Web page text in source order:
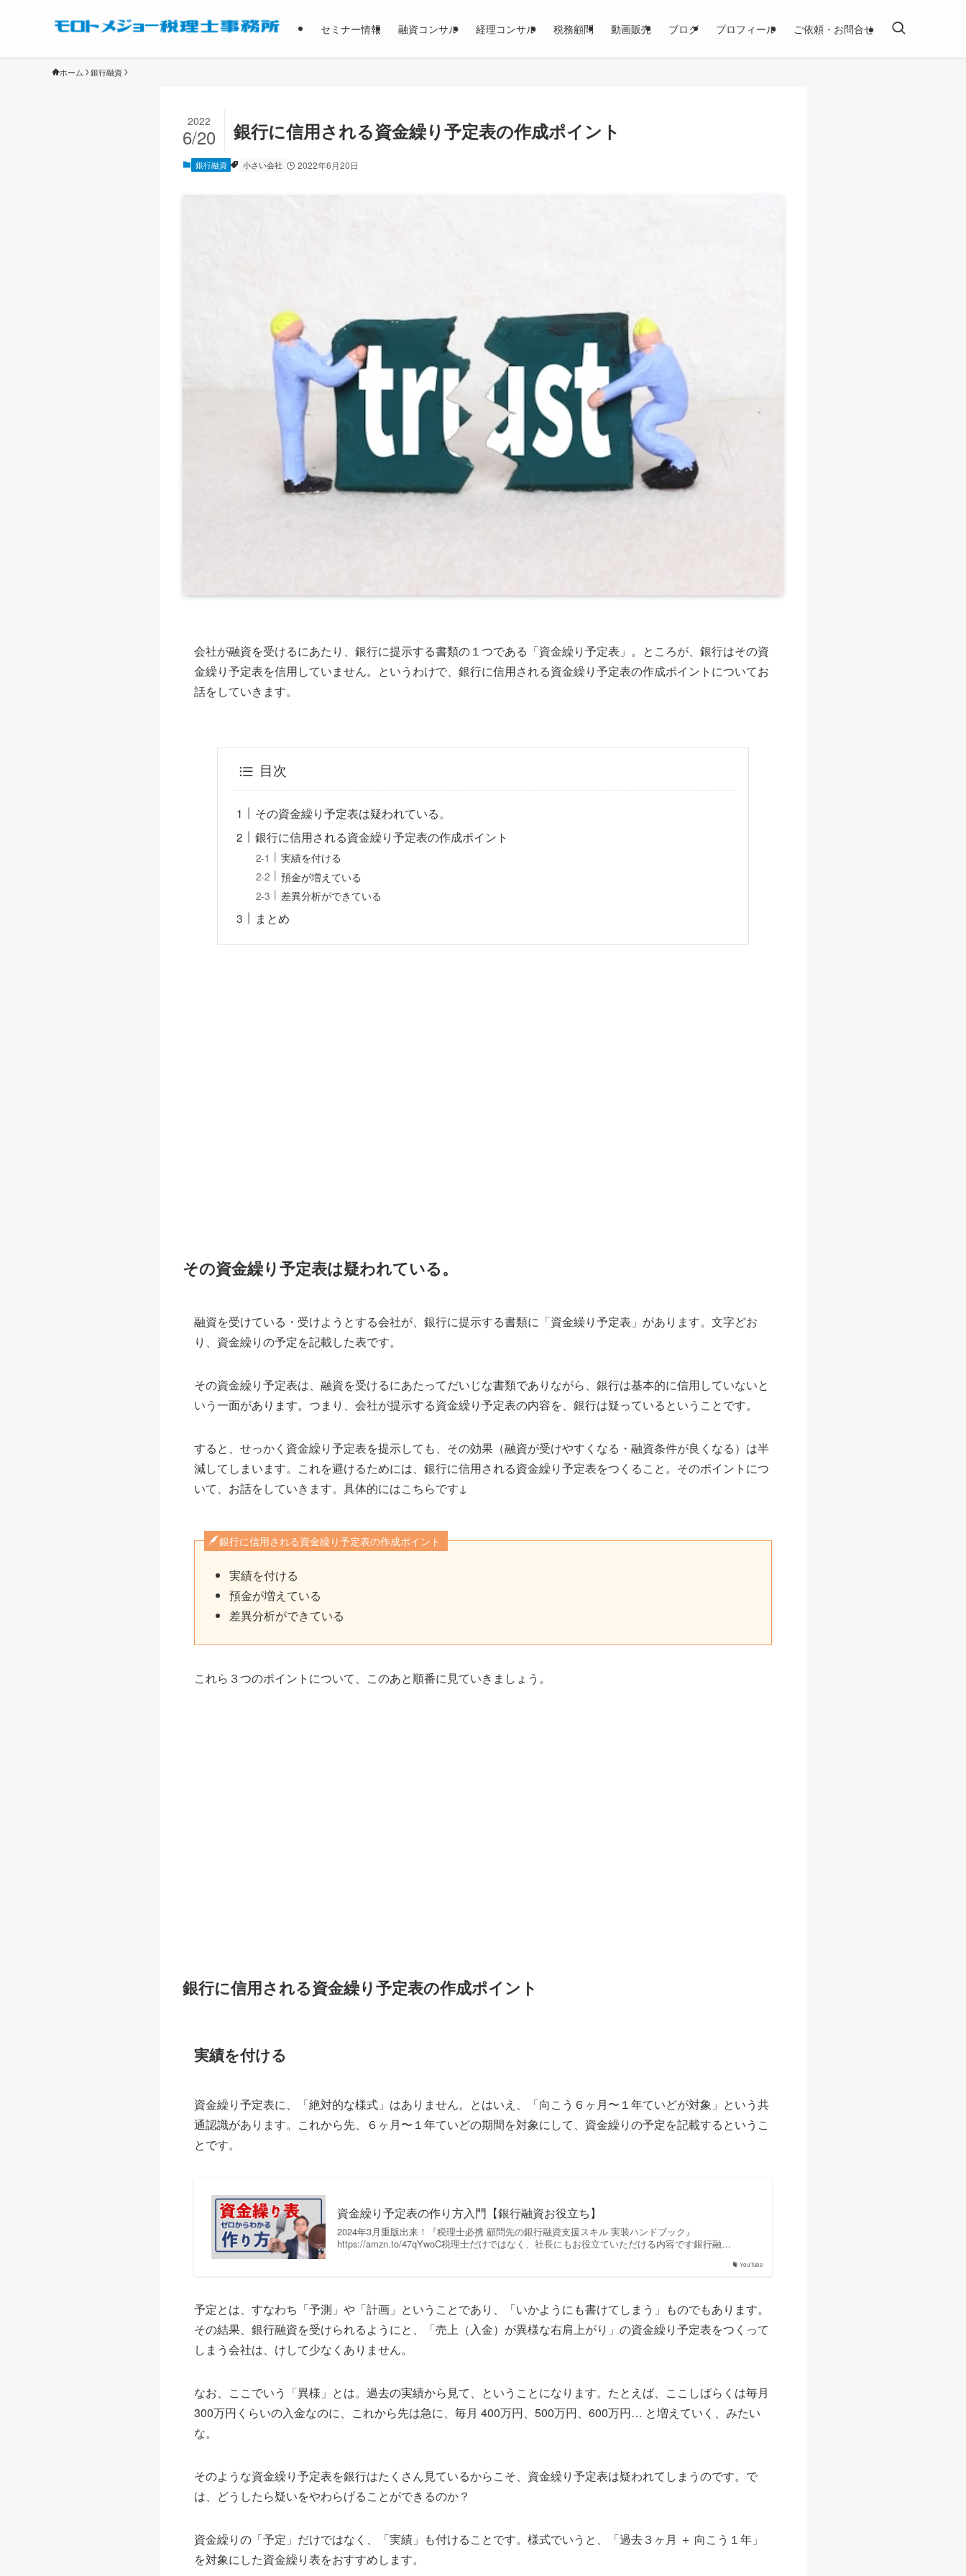
セミナー情報 融資コンサル 経理コンサル 税務顧問 動画販売 ブログ プロフィール ご依頼・お問合せ
ホーム 銀行融資
銀行に信用される資金繰り予定表の作成ポイント
2022
6/20
銀行融資 小さい会社 2022年6月20日
会社が融資を受けるにあたり、銀行に提示する書類の１つである「資金繰り予定表」。ところが、銀行はその資
金繰り予定表を信用していません。というわけで、銀行に信用される資金繰り予定表の作成ポイントについてお
話をしていきます。
目次
その資金繰り予定表は疑われている。
銀行に信用される資金繰り予定表の作成ポイント
実績を付ける
預金が増えている
差異分析ができている
まとめ
その資金繰り予定表は疑われている。
融資を受けている・受けようとする会社が、銀行に提示する書類に「資金繰り予定表」があります。文字どお
り、資金繰りの予定を記載した表です。
その資金繰り予定表は、融資を受けるにあたってだいじな書類でありながら、銀行は基本的に信用していないと
いう一面があります。つまり、会社が提示する資金繰り予定表の内容を、銀行は疑っているということです。
すると、せっかく資金繰り予定表を提示しても、その効果（融資が受けやすくなる・融資条件が良くなる）は半
減してしまいます。これを避けるためには、銀行に信用される資金繰り予定表をつくること。そのポイントにつ
いて、お話をしていきます。具体的にはこちらです↓
銀行に信用される資金繰り予定表の作成ポイント
実績を付ける
預金が増えている
差異分析ができている
これら３つのポイントについて、このあと順番に見ていきましょう。
銀行に信用される資金繰り予定表の作成ポイント
実績を付ける
資金繰り予定表に、「絶対的な様式」はありません。とはいえ、「向こう６ヶ月〜１年ていどが対象」という共
通認識があります。これから先、６ヶ月〜１年ていどの期間を対象にして、資金繰りの予定を記載するというこ
とです。
YouTube
資金繰り予定表の作り方入門【銀行融資お役立ち】
2024年3月重版出来！『税理士必携 顧問先の銀行融資支援スキル 実装ハンドブック』
https://amzn.to/47qYwoC税理士だけではなく、社長にもお役立ていただける内容です銀行融…
予定とは、すなわち「予測」や「計画」ということであり、「いかようにも書けてしまう」ものでもあります。
その結果、銀行融資を受けられるようにと、「売上（入金）が異様な右肩上がり」の資金繰り予定表をつくって
しまう会社は、けして少なくありません。
なお、ここでいう「異様」とは。過去の実績から見て、ということになります。たとえば、ここしばらくは毎月
300万円くらいの入金なのに、これから先は急に、毎月 400万円、500万円、600万円… と増えていく、みたい
な。
そのような資金繰り予定表を銀行はたくさん見ているからこそ、資金繰り予定表は疑われてしまうのです。で
は、どうしたら疑いをやわらげることができるのか？
資金繰りの「予定」だけではなく、「実績」も付けることです。様式でいうと、「過去３ヶ月 ＋ 向こう１年」
を対象にした資金繰り表をおすすめします。